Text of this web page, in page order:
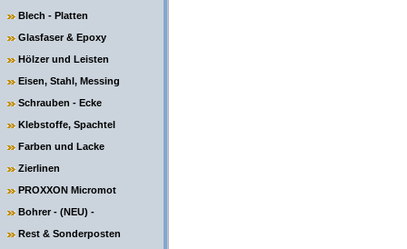
Blech - Platten
Glasfaser & Epoxy
Hölzer und Leisten
Eisen, Stahl, Messing
Schrauben - Ecke
Klebstoffe, Spachtel
Farben und Lacke
Zierlinen
PROXXON Micromot
Bohrer - (NEU) -
Rest & Sonderposten